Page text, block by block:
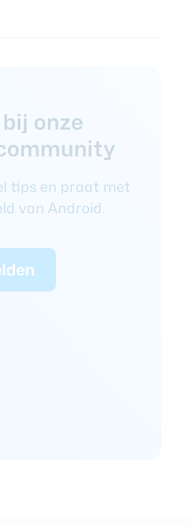
onze
tips en praat met
van Android.